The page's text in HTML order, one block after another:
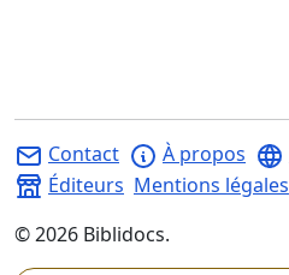
Contact À propos
Éditeurs Mentions légales
©2026 Biblidocs.